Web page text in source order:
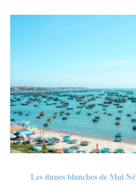
Les dunes blanches de Mui Né